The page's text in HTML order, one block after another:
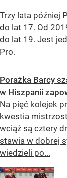
Trzy lata później
do lat 17. Od
do lat 19. Jest
Pro.
Porażka Barcy
w Hiszpanii
Na pięć kolejek
kwestia
wciąż są cztery
stawia w dobrej
wiedzieli po...